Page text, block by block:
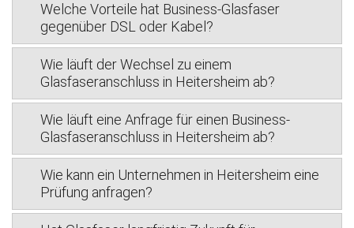
Welche Vorteile hat Business-Glasfaser
gegenüber DSL oder Kabel?
Wie läuft der Wechsel zu einem
Glasfaseranschluss in Heitersheim ab?
Wie läuft eine Anfrage für einen Business-
Glasfaseranschluss in Heitersheim ab?
Wie kann ein Unternehmen in Heitersheim eine
Prüfung anfragen?